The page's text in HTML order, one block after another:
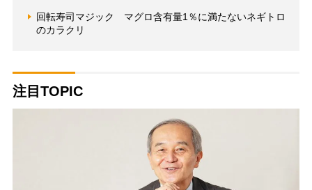
回転寿司マジック マグロ含有量1％に満たないネギトロ
のカラクリ
注目TOPIC